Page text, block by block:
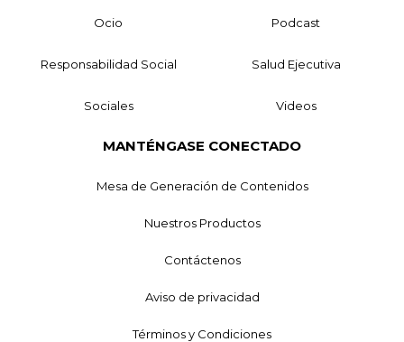
Ocio Podcast
Responsabilidad Social Salud Ejecutiva
Sociales Videos
MANTÉNGASE CONECTADO
Mesa de Generación de Contenidos
Nuestros Productos
Contáctenos
Aviso de privacidad
Términos y Condiciones